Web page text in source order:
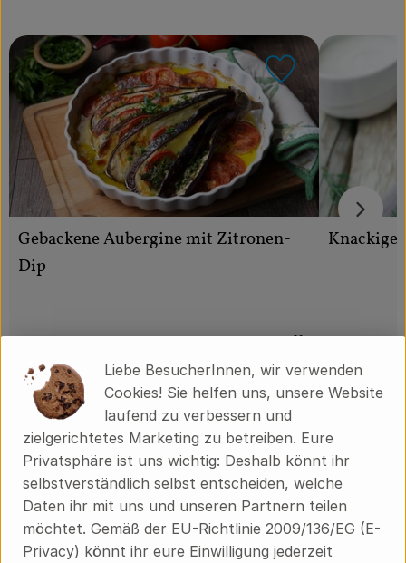
Gebackene Aubergine mit Zitronen-
Dip
Schwierigkeit:
Rezept zu
Info
Ökodorf Brodowin, demeter
Liebe BesucherInnen, wir verwenden
Cookies! Sie helfen uns, unsere Website
laufend zu verbessern und
zielgerichtetes Marketing zu betreiben. Eure
Privatsphäre ist uns wichtig: Deshalb könnt ihr
selbstverständlich selbst entscheiden, welche
Daten ihr mit uns und unseren Partnern teilen
möchtet. Gemäß der EU-Richtlinie 2009/136/EG (E-
Privacy) könnt ihr eure Einwilligung jederzeit